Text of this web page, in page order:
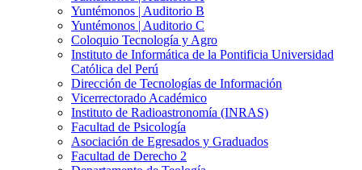
Yuntémonos | Auditorio B
Yuntémonos | Auditorio C
Coloquio Tecnología y Agro
Instituto de Informática de la Pontificia Universidad
Católica del Perú
Dirección de Tecnologías de Información
Vicerrectorado Académico
Instituto de Radioastronomía (INRAS)
Facultad de Psicología
Asociación de Egresados y Graduados
Facultad de Derecho 2